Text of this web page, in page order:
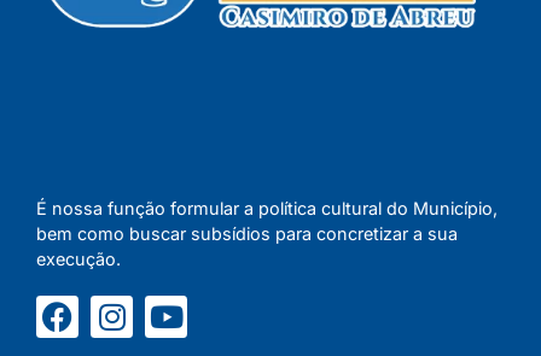
É nossa função formular a política cultural do Município,
bem como buscar subsídios para concretizar a sua
execução.